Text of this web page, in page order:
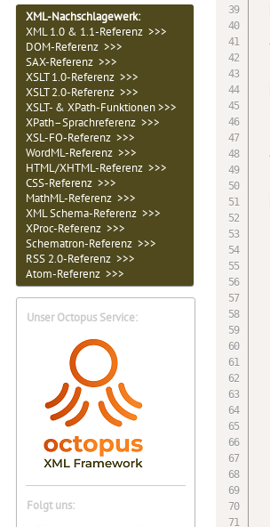
XML-Nachschlagewerk:
XML 1.0 & 1.1-Referenz >>>
DOM-Referenz >>>
SAX-Referenz >>>
XSLT 1.0-Referenz >>>
XSLT 2.0-Referenz >>>
XSLT- & XPath-Funktionen >>>
XPath–Sprachreferenz >>>
XSL-FO-Referenz >>>
WordML-Referenz >>>
HTML/XHTML-Referenz >>>
CSS-Referenz >>>
MathML-Referenz >>>
XML Schema-Referenz >>>
XProc-Referenz >>>
Schematron-Referenz >>>
RSS 2.0-Referenz >>>
Atom-Referenz >>>
Unser Octopus Service:
Folgt uns: